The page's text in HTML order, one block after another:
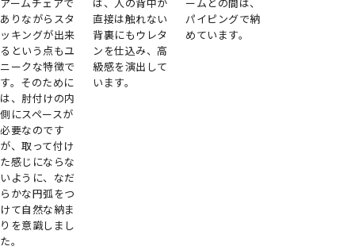
ありながらスタ
ッキングが出来
るという点もユ
ニークな特徴で
す。そのために
は、肘付けの内
側にスペースが
必要なのです
が、取って付け
た感じにならな
いように、なだ
らかな円弧をつ
けて自然な納ま
りを意識しまし
た。
直接は触れない
背裏にもウレタ
ンを仕込み、高
級感を演出して
います。
パイピングで納
めています。